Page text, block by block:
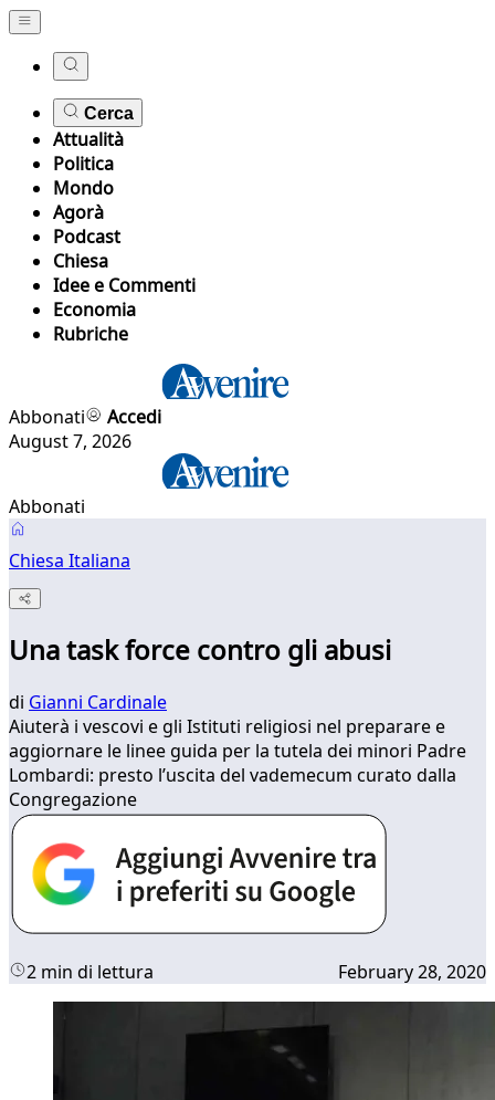
Cerca
Attualità
Politica
Mondo
Agorà
Podcast
Chiesa
Idee e Commenti
Economia
Rubriche
Abbonati
Accedi
August 7, 2026
Abbonati
Chiesa Italiana
Una task force contro gli abusi
di Gianni Cardinale
Aiuterà i vescovi e gli Istituti religiosi nel preparare e
aggiornare le linee guida per la tutela dei minori Padre
Lombardi: presto l’uscita del vademecum curato dalla
Congregazione
2 min di lettura February 28, 2020